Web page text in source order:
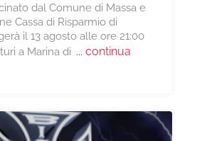
dal Comune di Massa e
Cassa di Risparmio di
il 13 agosto alle ore 21:00
a Marina di ... continua